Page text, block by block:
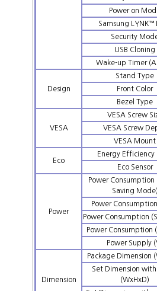
Power on
Samsung LYNK™
Security
USB Cloning
Wake-up Timer
Design
Stand Type
Front Color
Bezel Type
VESA
VESA Screw
VESA Screw
VESA Mount
Eco
Energy Efficiency
Eco Sensor
Power
Power Consumption
Saving
Power
Power Consumption
Power Consumption
Power Supply
Dimension
Package Dimension
Set Dimension
(WxHxD)